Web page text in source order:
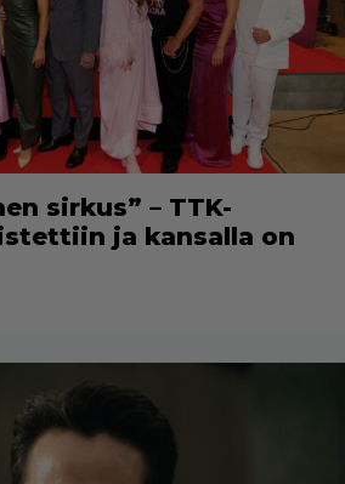
sirkus” – TTK-
ja kansalla on